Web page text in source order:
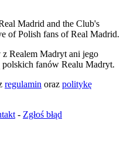
Madrid and the Club's
of Polish fans of Real Madrid.
Realem Madryt ani jego
fanów Realu Madryt.
regulamin oraz politykę
- Zgłoś błąd